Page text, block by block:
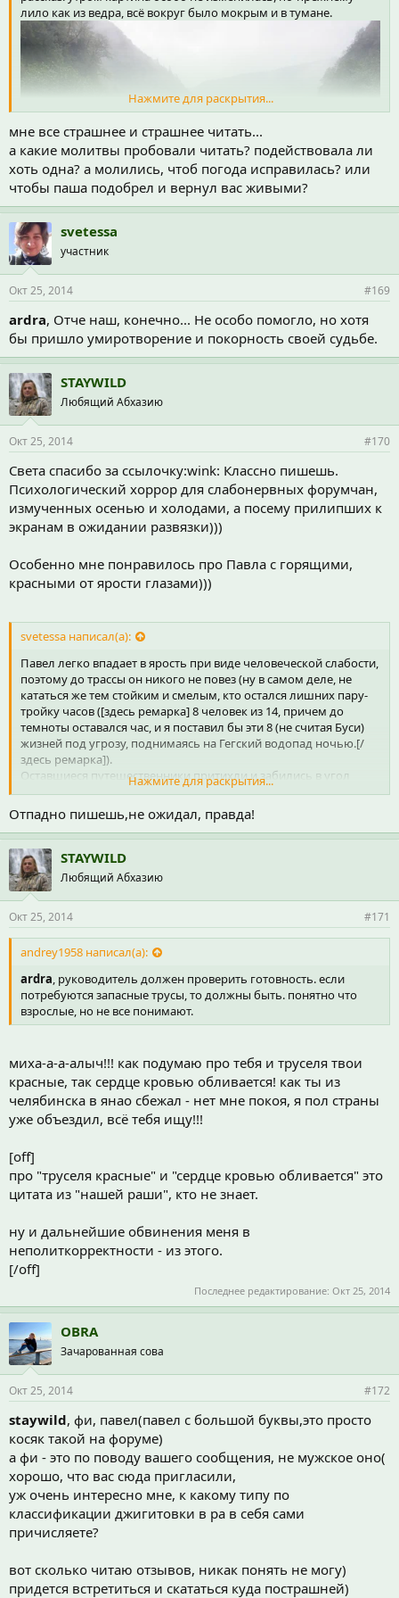
лило как из ведра, всё вокруг было мокрым и в тумане.
бородатый странник евгений робко сообщил, что у него,
кажется, температура, но увидев пашу, резко выздоровел и
сообщил, что "это ничего страшного, у меня такое бывает...".
после именно он рассказывал нам тихо в сторонке, что
побывал в армии, но там было не настолько страшно, как в
походах с павлом. :shock:
всех нас интересовала наша дальнейшая судьба. неужели мы
поедем дальше несмотря на жуткую непогду??? кто-то мечтал
молились.
когда мы поняли, что паша не шутит и несмотря на дождь мы
продолжим наш маршрут, я предложила связать его и
сбежать, пока не поздно. к сожалению, паша быстро бегает,
даже в гору, поймать его мы не смогли. :-?
тогда в ход пошли уговоры - мы готовы были заплатить любые
деньги, лишь бы вернуться живыми... но и это не помогло.
впереди нас ждали только туманы.
Нажмите для раскрытия...
мне все страшнее и страшнее читать...
а какие молитвы пробовали читать? подействовала ли
хоть одна? а молились, чтоб погода исправилась? или
чтобы паша подобрел и вернул вас живыми?
svetessa
участник
Окт 25, 2014 #169
ardra, Отче наш, конечно... Не особо помогло, но хотя
бы пришло умиротворение и покорность своей судьбе.
STAYWILD
Любящий Абхазию
Окт 25, 2014 #170
Света спасибо за ссылочку:wink: Классно пишешь.
Психологический хоррор для слабонервных форумчан,
измученных осенью и холодами, а посему прилипших к
экранам в ожидании развязки)))
Особенно мне понравилось про Павла с горящими,
красными от ярости глазами)))
svetessa написал(а):
Павел легко впадает в ярость при виде человеческой слабости,
поэтому до трассы он никого не повез (ну в самом деле, не
кататься же тем стойким и смелым, кто остался лишних пару-
тройку часов ([здесь ремарка] 8 человек из 14, причем до
темноты оставался час, и я поставил бы эти 8 (не считая Буси)
жизней под угрозу, поднимаясь на Гегский водопад ночью.[/
здесь ремарка]).
Оставшиеся путешественники притихли и забились в угол
газели. Одна из желающих сбежать резко передумала и
решила продолжить поход. Дождь лил не утихая.
Нажмите для раскрытия...
Отпадно пишешь,не ожидал, правда!
STAYWILD
Любящий Абхазию
Окт 25, 2014 #171
andrey1958 написал(а):
ardra, руководитель должен проверить готовность. если
потребуются запасные трусы, то должны быть. понятно что
взрослые, но не все понимают.
миха-а-а-алыч!!! как подумаю про тебя и труселя твои
красные, так сердце кровью обливается! как ты из
челябинска в янао сбежал - нет мне покоя, я пол страны
уже объездил, всё тебя ищу!!!
[off]
про "труселя красные" и "сердце кровью обливается" это
цитата из "нашей раши", кто не знает.
ну и дальнейшие обвинения меня в
неполиткорректности - из этого.
[/off]
Последнее редактирование: Окт 25, 2014
OBRA
Зачарованная сова
Окт 25, 2014 #172
staywild, фи, павел(павел с большой буквы,это просто
косяк такой на форуме)
а фи - это по поводу вашего сообщения, не мужское оно(
хорошо, что вас сюда пригласили,
уж очень интересно мне, к какому типу по
классификации джигитовки в ра в себя сами
причисляете?
вот сколько читаю отзывов, никак понять не могу)
придется встретиться и скататься куда пострашней)